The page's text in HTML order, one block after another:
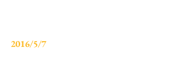
2016/5/7